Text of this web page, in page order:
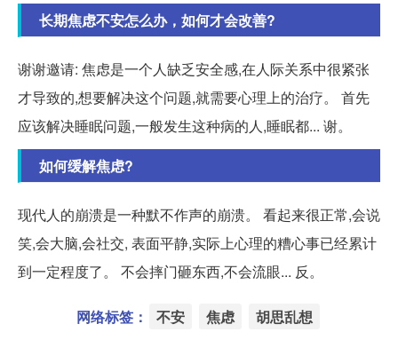
长期焦虑不安怎么办，如何才会改善?
谢谢邀请: 焦虑是一个人缺乏安全感,在人际关系中很紧张
才导致的,想要解决这个问题,就需要心理上的治疗。 首先
应该解决睡眠问题,一般发生这种病的人,睡眠都... 谢。
如何缓解焦虑?
现代人的崩溃是一种默不作声的崩溃。 看起来很正常,会说
笑,会大脑,会社交, 表面平静,实际上心理的糟心事已经累计
到一定程度了。 不会摔门砸东西,不会流眼... 反。
网络标签： 不安 焦虑 胡思乱想